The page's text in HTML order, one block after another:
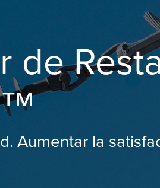
de
Aumentar la